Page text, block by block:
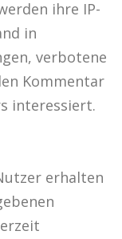
ihre IP-
in
verbotene
Kommentar
interessiert.
erhalten